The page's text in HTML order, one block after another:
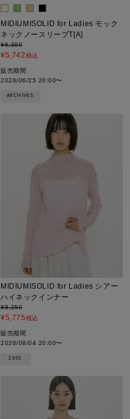
MIDIUMISOLID for Ladies モック
ネックノースリーブT[A]
¥6,380
¥5,742税込
販売期間
2026/06/25 20:00〜
ARCHIVES
MIDIUMISOLID for Ladies シアー
ハイネックインナー
¥8,250
¥5,775税込
販売期間
2026/08/04 20:00〜
26SS